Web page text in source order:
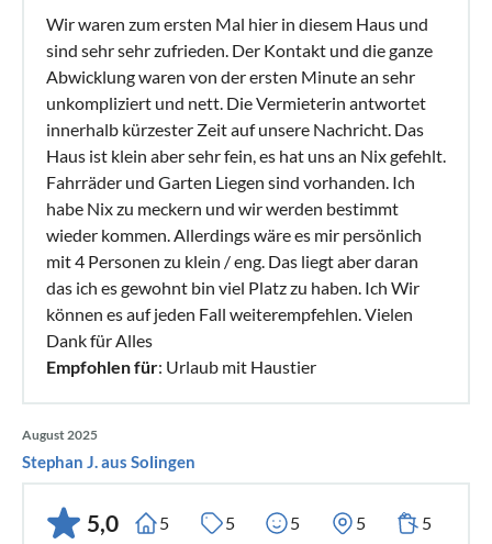
Wir waren zum ersten Mal hier in diesem Haus und
sind sehr sehr zufrieden. Der Kontakt und die ganze
Abwicklung waren von der ersten Minute an sehr
unkompliziert und nett. Die Vermieterin antwortet
innerhalb kürzester Zeit auf unsere Nachricht. Das
Haus ist klein aber sehr fein, es hat uns an Nix gefehlt.
Fahrräder und Garten Liegen sind vorhanden. Ich
habe Nix zu meckern und wir werden bestimmt
wieder kommen. Allerdings wäre es mir persönlich
mit 4 Personen zu klein / eng. Das liegt aber daran
das ich es gewohnt bin viel Platz zu haben. Ich Wir
können es auf jeden Fall weiterempfehlen. Vielen
Dank für Alles
Empfohlen für: Urlaub mit Haustier
August 2025
Stephan J. aus Solingen
5,0 5 5 5 5 5